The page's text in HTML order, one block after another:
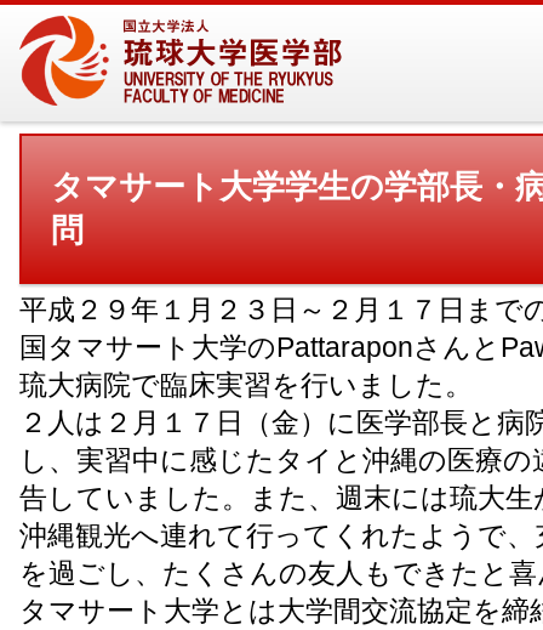
タマサート大学学生の学部長・
問
平成２９年１月２３日～２月１７日まで
国タマサート大学のPattaraponさんと
琉大病院で臨床実習を行いました。
２人は２月１７日（金）に医学部長と病
し、実習中に感じたタイと沖縄の医療
告していました。また、週末には琉大
沖縄観光へ連れて行ってくれたようで、
を過ごし、たくさんの友人もできたと
タマサート大学とは大学間交流協定を締